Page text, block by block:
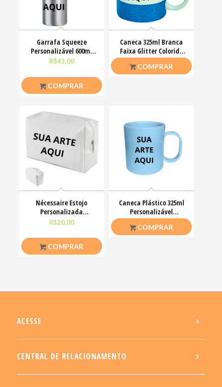
Garrafa Squeeze
Personalizável 600ml
Tampa C/ Mosquetão
R$43,00
COMPRAR
Caneca 325ml Branca
Faixa Glitter Colorida
Personalizada
COMPRAR
Nécessaire Estojo
Personalizada
Poliéster Branca G
R$20,00
COMPRAR
Caneca Plástico 325ml
Personalizável
Coloridas Polímero
COMPRAR
ACESSE
CENTRAL DE RELACIONAMENTO